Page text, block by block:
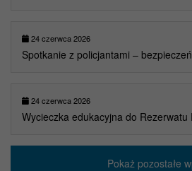
24 czerwca 2026
Spotkanie z policjantami –
24 czerwca 2026
Wycieczka edukacyjna do Rezerwatu
Pokaż pozostałe